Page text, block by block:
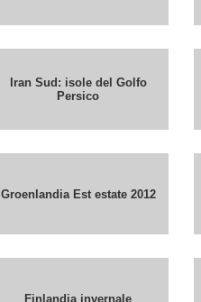
Iran Sud: isole del Golfo
Persico
Groenlandia Est estate 2012
Finlandia invernale